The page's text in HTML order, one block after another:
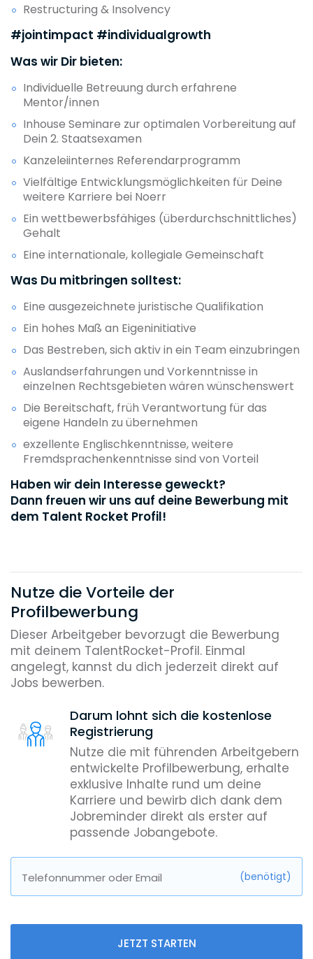
Restructuring & Insolvency
#jointimpact #individualgrowth
Was wir Dir bieten:
Individuelle Betreuung durch erfahrene
Mentor/innen
Inhouse Seminare zur optimalen Vorbereitung auf
Dein 2. Staatsexamen
Kanzeleiinternes Referendarprogramm
Vielfältige Entwicklungsmöglichkeiten für Deine
weitere Karriere bei Noerr
Ein wettbewerbsfähiges (überdurchschnittliches)
Gehalt
Eine internationale, kollegiale Gemeinschaft
Was Du mitbringen solltest:
Eine ausgezeichnete juristische Qualifikation
Ein hohes Maß an Eigeninitiative
Das Bestreben, sich aktiv in ein Team einzubringen
Auslandserfahrungen und Vorkenntnisse in
einzelnen Rechtsgebieten wären wünschenswert
Die Bereitschaft, früh Verantwortung für das
eigene Handeln zu übernehmen
exzellente Englischkenntnisse, weitere
Fremdsprachenkenntnisse sind von Vorteil
Haben wir dein Interesse geweckt?
Dann freuen wir uns auf deine Bewerbung mit
dem Talent Rocket Profil!
Nutze die Vorteile der
Profilbewerbung
Dieser Arbeitgeber bevorzugt die Bewerbung
mit deinem TalentRocket-Profil. Einmal
angelegt, kannst du dich jederzeit direkt auf
Jobs bewerben.
Darum lohnt sich die kostenlose
Registrierung
Nutze die mit führenden Arbeitgebern
entwickelte Profilbewerbung, erhalte
exklusive Inhalte rund um deine
Karriere und bewirb dich dank dem
Jobreminder direkt als erster auf
passende Jobangebote.
Telefonnummer oder Email (benötigt)
JETZT STARTEN